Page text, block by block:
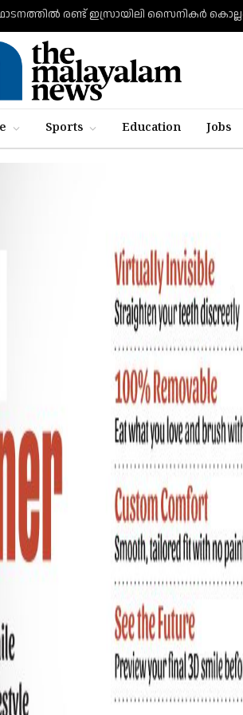
Sports Education Jobs